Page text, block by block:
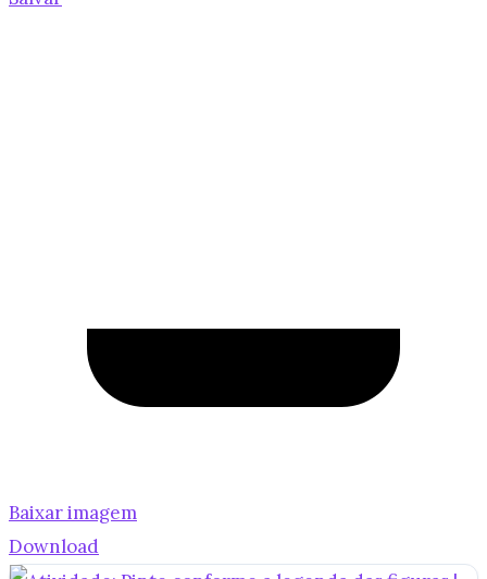
Baixar imagem
Download